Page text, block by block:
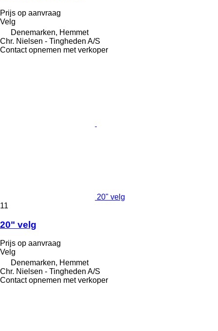
Prijs op aanvraag
Velg
Denemarken, Hemmet
Chr. Nielsen - Tingheden A/S
Contact opnemen met verkoper
20" velg
11
20" velg
Prijs op aanvraag
Velg
Denemarken, Hemmet
Chr. Nielsen - Tingheden A/S
Contact opnemen met verkoper